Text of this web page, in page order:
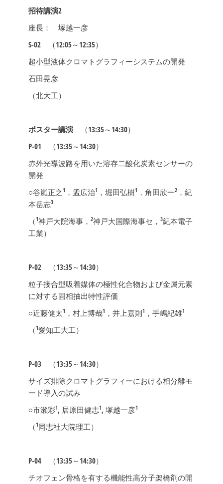
招待講演2
座長： 塚越一彦
S-02（12:05～12:35）
超小型液体クロマトグラフィーシステムの開発
石田晃彦
（北大工）
ポスター講演（13:35～14:30）
P-01 （13:35～14:30）
赤外光導波路を用いた溶存二酸化炭素センサーの
開発
○谷嵐正之 1 ，孟広治1 ，堀田弘樹1 ，角田欣一2，紀
本岳志3
（ 1神戸大院海事， 2神戸大国際海事セ， 3紀本電子
工業）
P-02（13:35～14:30）
粒子接合型吸着媒体の極性化合物および金属元素
に対する固相抽出特性評価
○近藤健太1 ，村上博哉1 ，井上嘉則1 ，手嶋紀雄1
（ 1愛知工大工）
P-03（13:35～14:30）
サイズ排除クロマトグラフィーにおける相分離モ
ード導入の試み
○市瀨彩1, 居原田健志1, 塚越一彦1
（ 1同志社大院理工）
P-04（13:35～14:30）
チオフェン骨格を有する機能性高分子架橋剤の開